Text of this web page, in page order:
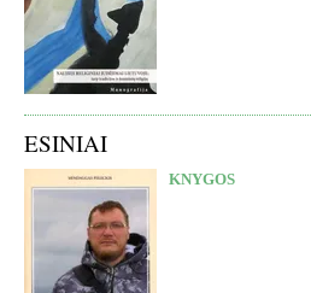
ESINIAI
KNYGOS